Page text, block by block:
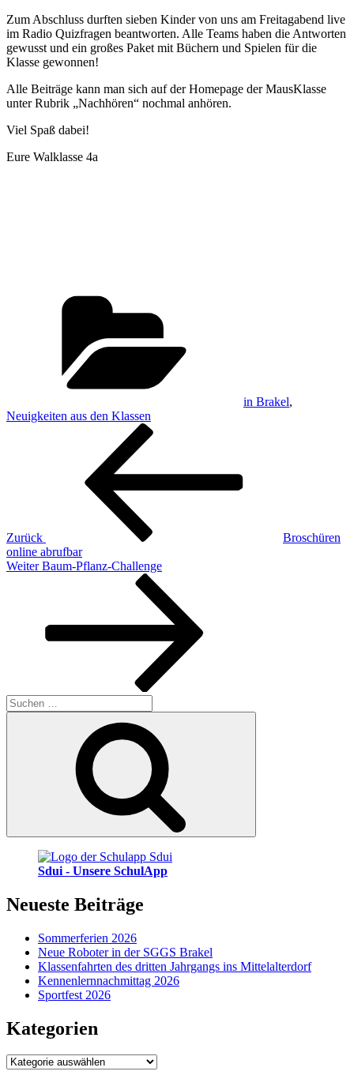
Zum Abschluss durften sieben Kinder von uns am Freitagabend live
im Radio Quizfragen beantworten. Alle Teams haben die Antworten
gewusst und ein großes Paket mit Büchern und Spielen für die
Klasse gewonnen!
Alle Beiträge kann man sich auf der Homepage der MausKlasse
unter Rubrik „Nachhören“ nochmal anhören.
Viel Spaß dabei!
Eure Walklasse 4a
in Brakel,
Neuigkeiten aus den Klassen
Beitragsnavigation
Zurück
Broschüren
online abrufbar
Nächster
Weiter Baum-Pflanz-Challenge
Suchen
nach:
Sdui - Unsere SchulApp
Neueste Beiträge
Sommerferien 2026
Neue Roboter in der SGGS Brakel
Klassenfahrten des dritten Jahrgangs ins Mittelalterdorf
Kennenlernnachmittag 2026
Sportfest 2026
Kategorien
Kategorien